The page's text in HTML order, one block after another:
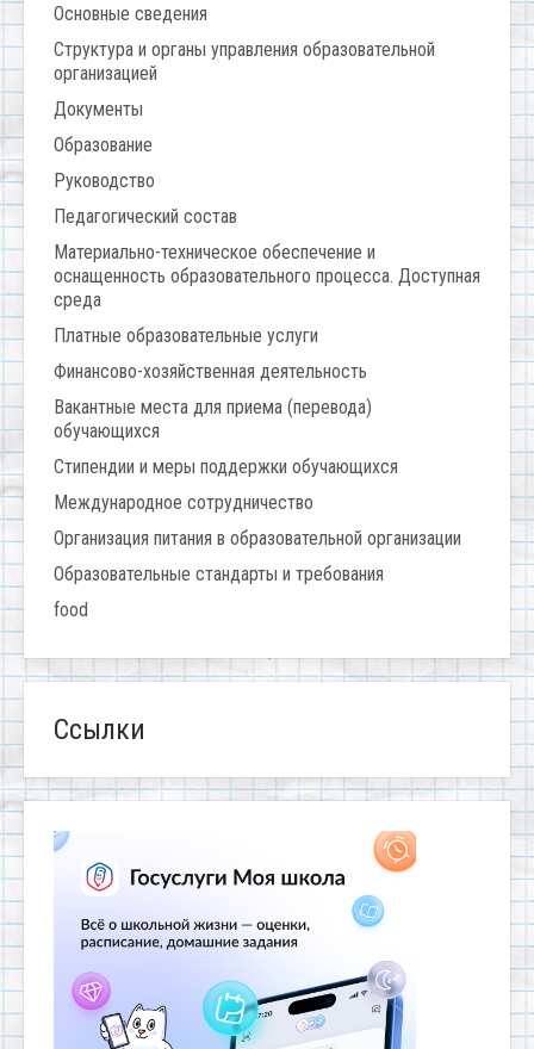
Основные сведения
Структура и органы управления образовательной
организацией
Документы
Образование
Руководство
Педагогический состав
Материально-техническое обеспечение и
оснащенность образовательного процесса. Доступная
среда
Платные образовательные услуги
Финансово-хозяйственная деятельность
Вакантные места для приема (перевода)
обучающихся
Стипендии и меры поддержки обучающихся
Международное сотрудничество
Организация питания в образовательной организации
Образовательные стандарты и требования
food
Ссылки